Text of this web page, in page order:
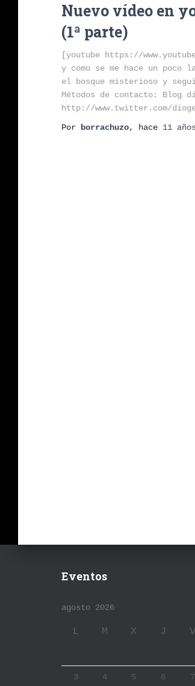
Nuevo vídeo en
(1ª parte)
[youtube https://
y como se me hace un
el bosque misterioso y
Métodos de contacto: Blog
http://www.twitter.com/
Por
borrachuzo, hace 11
Eventos
agosto 2026
L M X J V
3 4 5 6 7